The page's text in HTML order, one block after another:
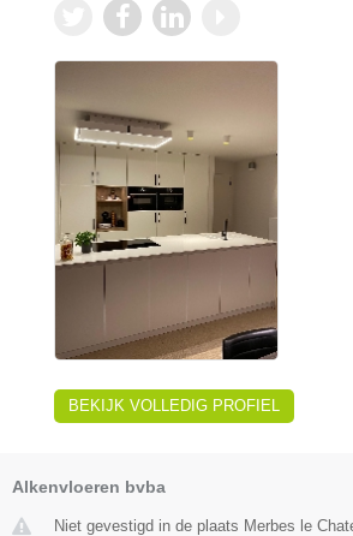
BEKIJK VOLLEDIG PROFIEL
Alkenvloeren bvba
Niet gevestigd in de plaats Merbes le